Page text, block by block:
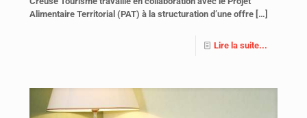
Alimentaire Territorial (PAT) à la structuration d’une offre […]
Lire la suite...